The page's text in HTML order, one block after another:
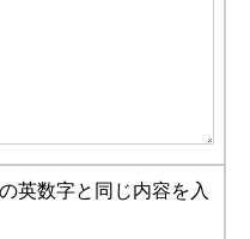
英数字と同じ内容を入